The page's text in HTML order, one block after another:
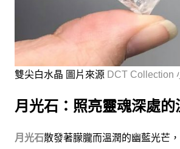
雙尖白水晶 圖片來源 DCT Collection
月光石：照亮靈魂深處的
月光石散發著朦朧而溫潤的幽藍光芒